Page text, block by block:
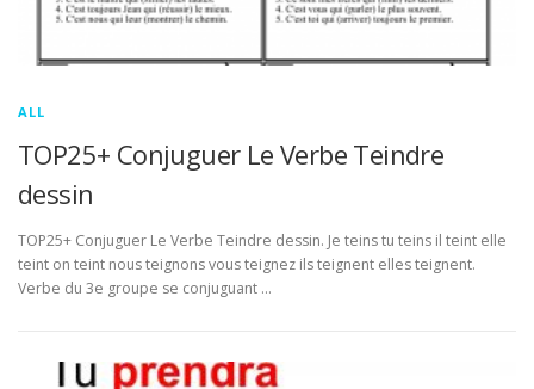
ALL
TOP25+ Conjuguer Le Verbe Teindre
dessin
TOP25+ Conjuguer Le Verbe Teindre dessin. Je teins tu teins il teint elle
teint on teint nous teignons vous teignez ils teignent elles teignent.
Verbe du 3e groupe se conjuguant …